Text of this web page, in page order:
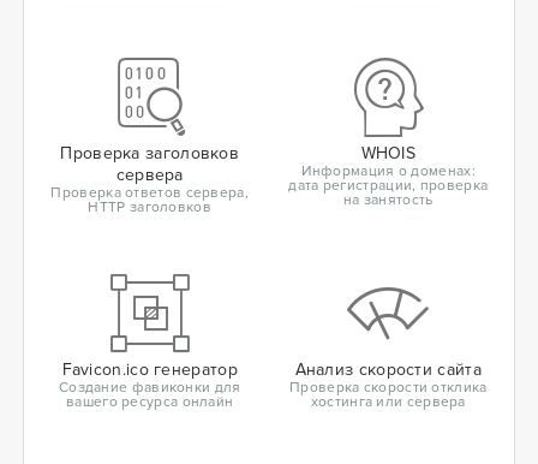
Проверка заголовков
сервера
Проверка ответов сервера,
HTTP заголовков
WHOIS
Информация о доменах:
дата регистрации, проверка
на занятость
Favicon.ico генератор
Создание фавиконки для
вашего ресурса онлайн
Анализ скорости сайта
Проверка скорости отклика
хостинга или сервера